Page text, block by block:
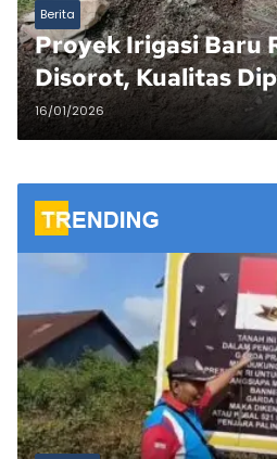
Berita
Proyek Irigasi Baru
Disorot, Kualitas
Papan Proyek
16/01/2026